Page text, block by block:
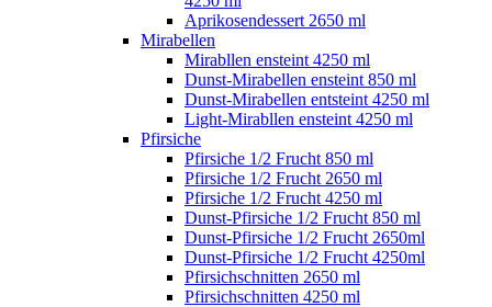
Aprikosendessert 2650 ml
Mirabellen
Mirabllen ensteint 4250 ml
Dunst-Mirabellen ensteint 850 ml
Dunst-Mirabellen entsteint 4250 ml
Light-Mirabllen ensteint 4250 ml
Pfirsiche
Pfirsiche 1/2 Frucht 850 ml
Pfirsiche 1/2 Frucht 2650 ml
Pfirsiche 1/2 Frucht 4250 ml
Dunst-Pfirsiche 1/2 Frucht 850 ml
Dunst-Pfirsiche 1/2 Frucht 2650ml
Dunst-Pfirsiche 1/2 Frucht 4250ml
Pfirsichschnitten 2650 ml
Pfirsichschnitten 4250 ml